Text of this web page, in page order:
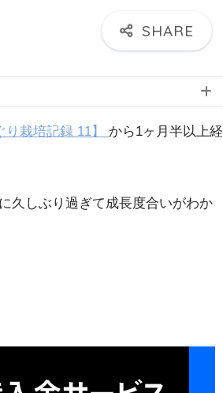
栽培記録 11】 から1ヶ月半以上経
久しぶり過ぎて成長度合いがわか